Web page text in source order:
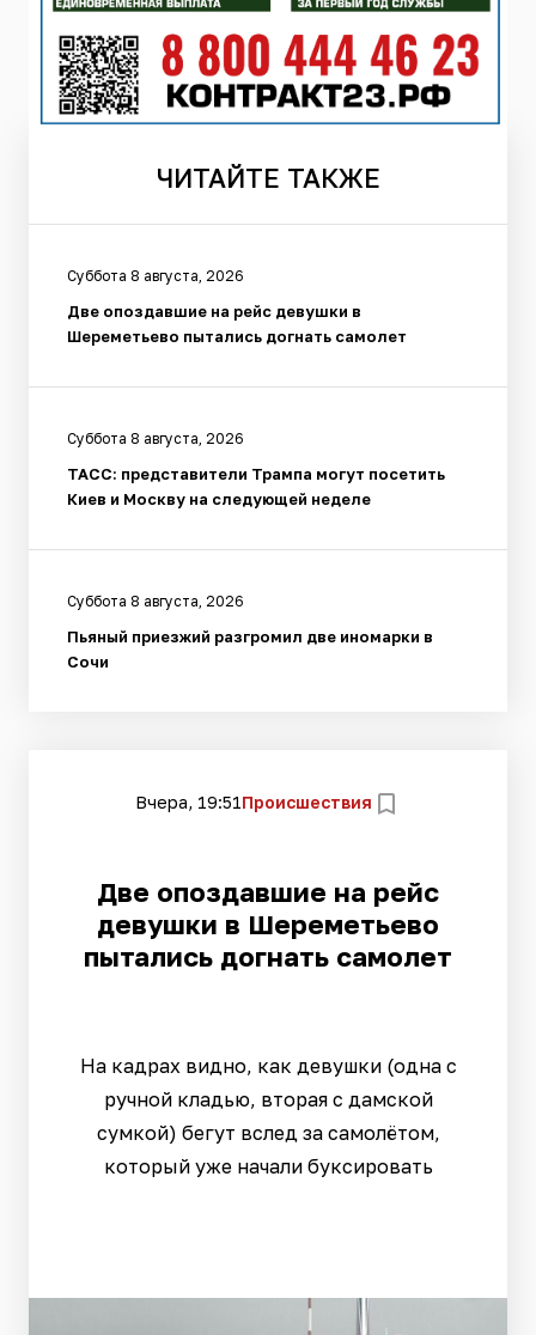
ЧИТАЙТЕ ТАКЖЕ
Суббота 8 августа, 2026
Две опоздавшие на рейс девушки в
Шереметьево пытались догнать самолет
Суббота 8 августа, 2026
ТАСС: представители Трампа могут посетить
Киев и Москву на следующей неделе
Суббота 8 августа, 2026
Пьяный приезжий разгромил две иномарки в
Сочи
Вчера, 19:51Происшествия
Две опоздавшие на рейс
девушки в Шереметьево
пытались догнать самолет
На кадрах видно, как девушки (одна с
ручной кладью, вторая с дамской
сумкой) бегут вслед за самолётом,
который уже начали буксировать